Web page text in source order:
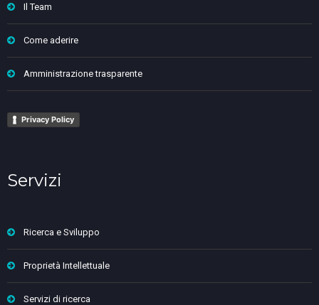
Il Team
Come aderire
Amministrazione trasparente
Privacy Policy
Servizi
Ricerca e Sviluppo
Proprietà Intellettuale
Servizi di ricerca